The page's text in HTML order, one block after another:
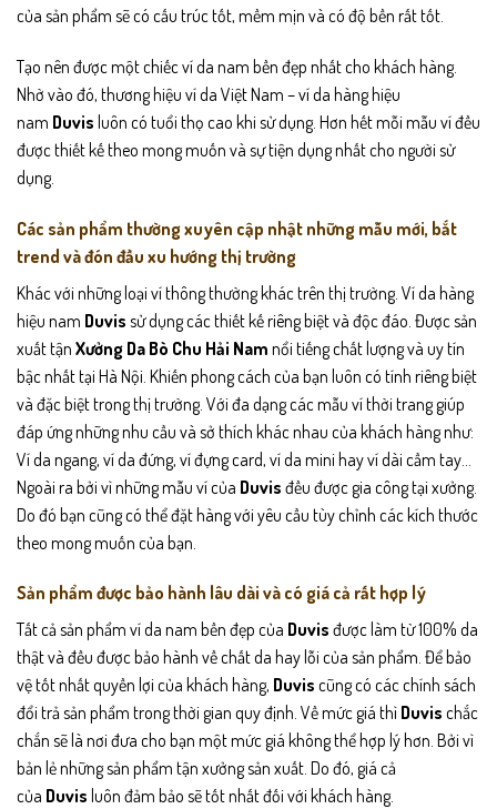
của sản phẩm sẽ có cấu trúc tốt, mềm mịn và có độ bền rất tốt.
Tạo nên được một chiếc ví da nam bền đẹp nhất cho khách hàng.
Nhờ vào đó, thương hiệu ví da Việt Nam – ví da hàng hiệu
nam Duvis luôn có tuổi thọ cao khi sử dụng. Hơn hết mỗi mẫu víđều
được thiết kế theo mong muốn và sự tiện dụng nhất cho người sử
dụng.
Các sản phẩm thường xuyên cập nhật những mẫu mới, bắt
trend và đón đầu xu hướng thị trường
Khác với những loại ví thông thường khác trên thị trường. Ví da hàng
hiệu nam Duvis sử dụng các thiết kế riêng biệt và độc đáo. Được sản
xuất tận Xưởng Da Bò Chu Hải Nam nổi tiếng chất lượng và uy tín
bậc nhất tại Hà Nội. Khiến phong cách của bạn luôn có tính riêng biệt
và đặc biệt trong thị trường. Với đa dạng các mẫu ví thời trang giúp
đáp ứng những nhu cầu và sở thích khác nhau của khách hàng như:
Ví da ngang, ví da đứng, ví đựng card, ví da mini hay ví dài cầm tay…
Ngoài ra bởi vì những mẫu ví của Duvis đều được gia công tại xưởng.
Do đó bạn cũng có thể đặt hàng với yêu cầu tùy chỉnh các kích thước
theo mong muốn của bạn.
Sản phẩm được bảo hành lâu dài và có giá cả rất hợp lý
Tất cả sản phẩm ví da nam bền đẹp của Duvis được làm từ 100% da
thật và đều được bảo hành về chất da hay lỗi của sản phẩm. Để bảo
vệ tốt nhất quyền lợi của khách hàng, Duvis cũng có các chính sách
đổi trả sản phẩm trong thời gian quy định. Về mức giá thì Duvis chắc
chắn sẽ là nơi đưa cho bạn một mức giá không thể hợp lý hơn. Bởi vì
bản lẻ những sản phẩm tận xưởng sản xuất. Do đó, giá cả
của Duvis luôn đảm bảo sẽ tốt nhất đối với khách hàng.